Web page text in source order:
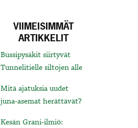
VIIMEISIMMÄT
ARTIKKELIT
Bussipysäkit siirtyvät
Tunnelitielle siltojen alle
Mitä ajatuksia uudet
juna-asemat herättävät?
Kesän Grani-ilmiö: